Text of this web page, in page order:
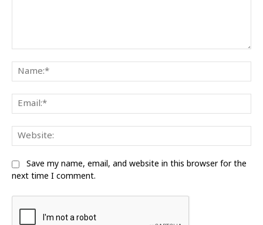
Save my name, email, and website in this browser for the
next time I comment.